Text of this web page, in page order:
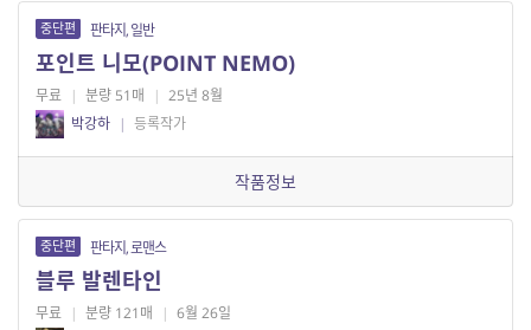
중단편 판타지, 일반
포인트 니모(POINT NEMO)
무료 | 분량 51매 | 25년 8월
박강하 | 등록작가
작품정보
중단편 판타지, 로맨스
블루 발렌타인
무료 | 분량 121매 | 6월 26일